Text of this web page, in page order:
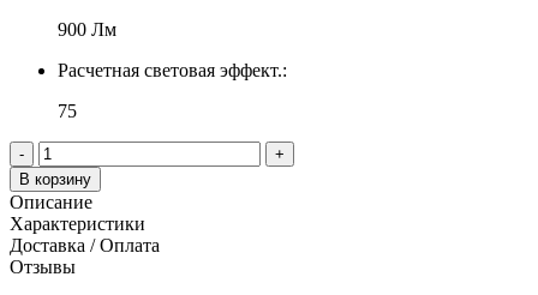
900 Лм
Расчетная световая эффект.:
75
-
+
В корзину
Описание
Характеристики
Доставка / Оплата
Отзывы